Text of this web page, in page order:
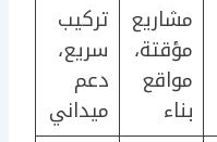
مشاريع
مؤقتة،
مواقع
بناء
تركيب
سريع،
دعم
ميداني